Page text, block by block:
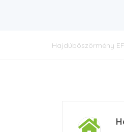
Hajdúböszörmény